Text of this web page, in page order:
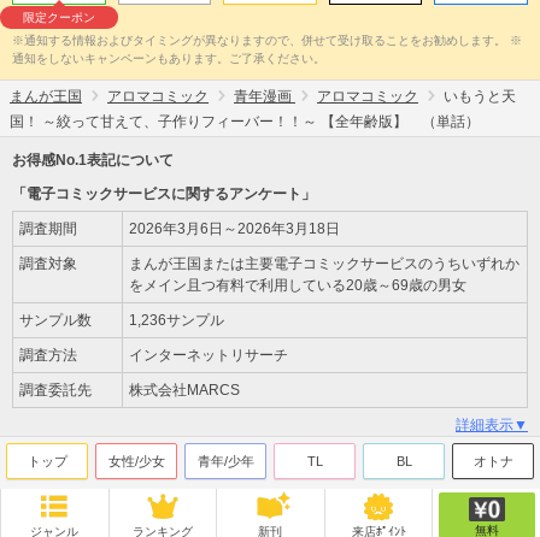
限定クーポン
※通知する情報およびタイミングが異なりますので、併せて受け取ることをお勧めします。 ※
通知をしないキャンペーンもあります。ご了承ください。
まんが王国 アロマコミック 青年漫画 アロマコミック
いもうと天
国！ ～絞って甘えて、子作りフィーバー！！～ 【全年齢版】 （単話）
お得感No.1表記について
「電子コミックサービスに関するアンケート」
調査期間 2026年3月6日～2026年3月18日
調査対象
まんが王国または主要電子コミックサービスのうちいずれか
をメイン且つ有料で利用している20歳～69歳の男女
サンプル数 1,236サンプル
調査方法 インターネットリサーチ
調査委託先 株式会社MARCS
詳細表示▼
トップ 女性/少女 青年/少年 TL BL オトナ
ジャンル ランキング 新刊 来店ﾎﾟｲﾝﾄ 無料